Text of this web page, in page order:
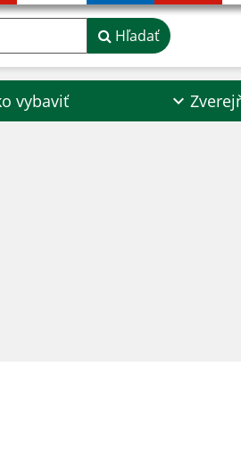
Hľadať
vybaviť